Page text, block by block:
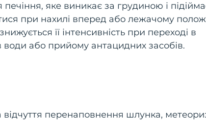
яке виникає за грудиною і
при нахилі вперед або лежачому
її інтенсивність при переході в
води або прийому антацидних засобів.
перенаповнення шлунка,